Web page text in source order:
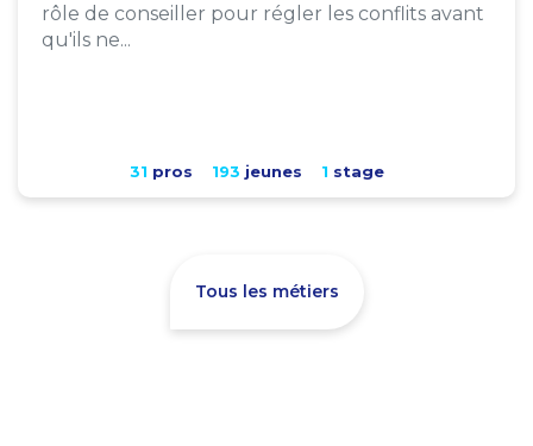
rôle de conseiller pour régler les conflits avant
qu'ils ne...
31 pros 193 jeunes 1 stage
Tous les métiers